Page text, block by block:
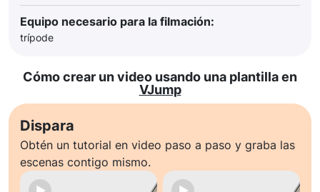
Equipo necesario para la filmación:
trípode
Cómo crear un video usando una plantilla en
VJump
Dispara
Obtén un tutorial en video paso a paso y graba las
escenas contigo mismo.